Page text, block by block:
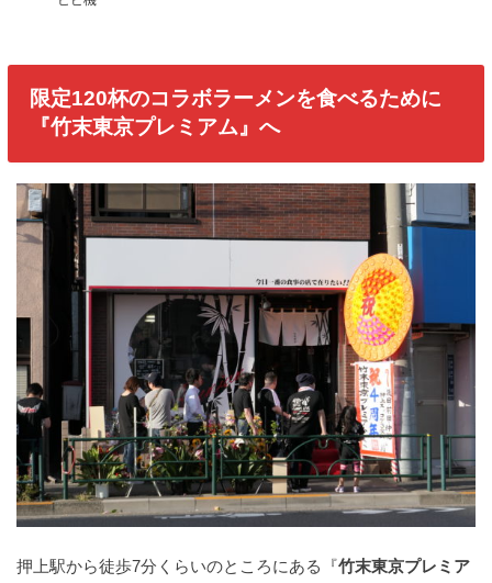
限定120杯のコラボラーメンを食べるために
『竹末東京プレミアム』へ
押上駅から徒歩7分くらいのところにある『竹末東京プレミア